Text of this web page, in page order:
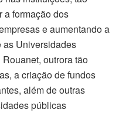
a formação dos
e aumentando a
as Universidades
outrora tão
a criação de fundos
além de outras
públicas